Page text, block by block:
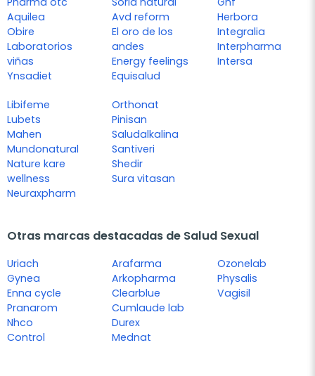
Aquilea
Obire
Laboratorios
viñas
Ynsadiet
Avd reform
El oro de los
andes
Energy feelings
Equisalud
Herbora
Integralia
Interpharma
Intersa
Libifeme
Lubets
Mahen
Mundonatural
Nature kare
wellness
Neuraxpharm
Orthonat
Pinisan
Saludalkalina
Santiveri
Shedir
Sura vitasan
Otras marcas destacadas de Salud Sexual
Uriach
Gynea
Enna cycle
Pranarom
Nhco
Control
Arafarma
Arkopharma
Clearblue
Cumlaude lab
Durex
Mednat
Ozonelab
Physalis
Vagisil